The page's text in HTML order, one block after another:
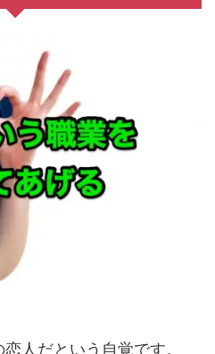
人だという自覚です。